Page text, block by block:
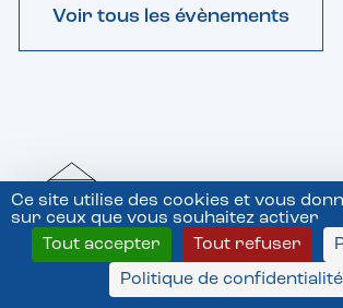
Ce site utilise des cookies et vous
sur ceux que vous souhaitez activer
Tout accepter
Tout refuser
Politique de confidentialité
Voir tous les évènements
Ne manquez rien